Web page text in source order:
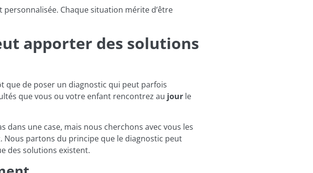
Chaque situation mérite d’être
apporter des solutions
que de poser un diagnostic qui peut parfois
que vous ou votre enfant rencontrez au jour le
dans une case, mais nous cherchons avec vous les
Nous partons du principe que le diagnostic peut
des solutions existent.